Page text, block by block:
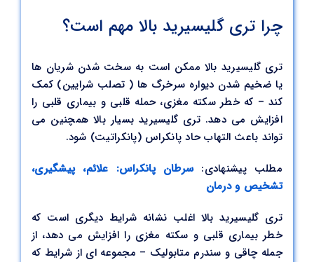
چرا تری گلیسیرید بالا مهم است؟
تری گلیسیرید بالا ممکن است به سخت شدن شریان ها
یا ضخیم شدن دیواره سرخرگ ها ( تصلب شرایین) کمک
کند – که خطر سکته مغزی، حمله قلبی و بیماری قلبی را
افزایش می دهد. تری گلیسیرید بسیار بالا همچنین می
تواند باعث التهاب حاد پانکراس (پانکراتیت) شود.
مطلب پیشنهادی:سرطان پانکراس: علائم، پیشگیری،
تشخیص و درمان
تری گلیسیرید بالا اغلب نشانه شرایط دیگری است که
خطر بیماری قلبی و سکته مغزی را افزایش می دهد، از
جمله چاقی و سندرم متابولیک – مجموعه ای از شرایط که